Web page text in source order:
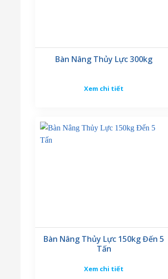
Lưu ý:
Trên đây chỉ là thông số tham khảo,
Một số tính năng có thể cắt bớt để tối
✔️ Với tải trọng nâng lên đến 600kg, bàn
Bàn Nâng Thủy Lực 300kg
Xem chi tiết
Bàn Nâng Thủy Lực 150kg Đến 5
Tấn
Xem chi tiết